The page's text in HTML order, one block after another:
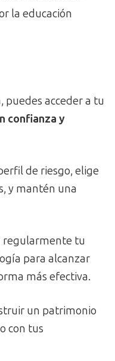
la educación
puedes acceder a tu
confianza y
de riesgo, elige
y mantén una
regularmente tu
para alcanzar
más efectiva.
un patrimonio
con tus